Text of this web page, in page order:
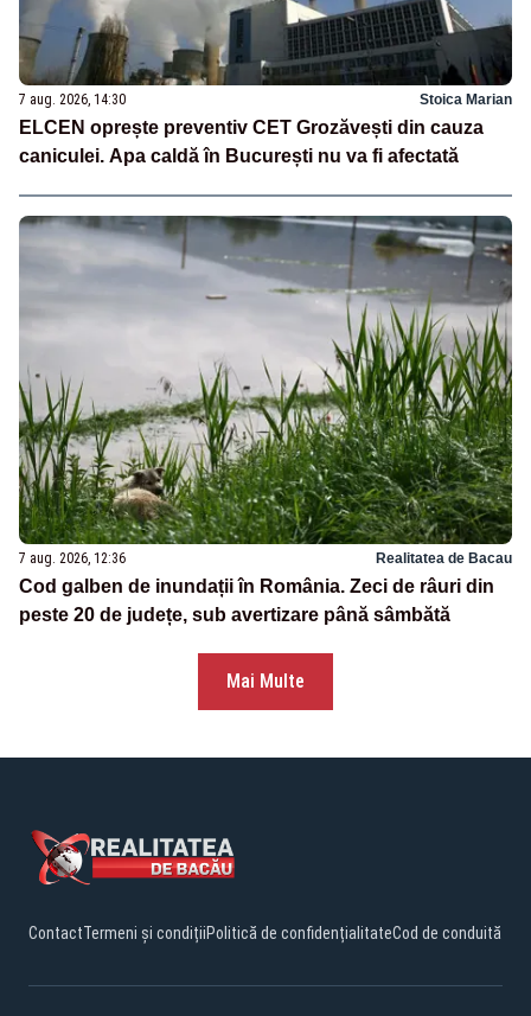
7 aug. 2026, 14:30 Stoica Marian
ELCEN oprește preventiv CET Grozăvești din cauza
caniculei. Apa caldă în București nu va fi afectată
7 aug. 2026, 12:36 Realitatea de Bacau
Cod galben de inundații în România. Zeci de râuri din
peste 20 de județe, sub avertizare până sâmbătă
Mai Multe
ContactTermeni și condițiiPolitică de confidențialitateCod de conduită